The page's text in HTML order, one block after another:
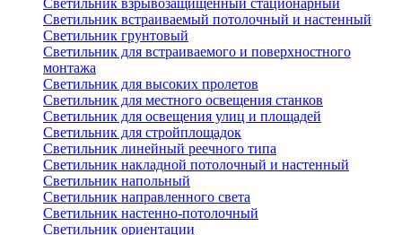
Светильник взрывозащищенный стационарный
Светильник встраиваемый потолочный и настенный
Светильник грунтовый
Светильник для встраиваемого и поверхностного
монтажа
Светильник для высоких пролетов
Светильник для местного освещения станков
Светильник для освещения улиц и площадей
Светильник для стройплощадок
Светильник линейный реечного типа
Светильник накладной потолочный и настенный
Светильник напольный
Светильник направленного света
Светильник настенно-потолочный
Светильник ориентации